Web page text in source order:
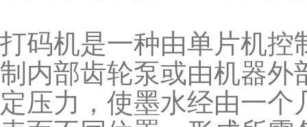
打码机是一种由单片机控
制内部齿轮泵或由机器外
定压力，使墨水经由一